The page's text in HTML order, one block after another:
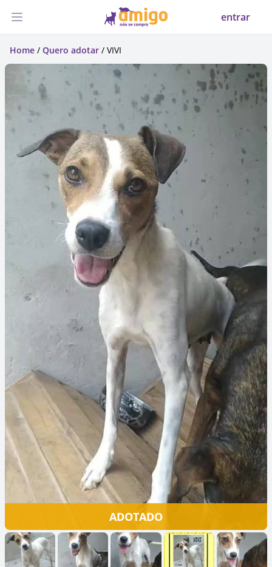
Abrir menu entrar
Home / Quero adotar / VIVI
ADOTADO